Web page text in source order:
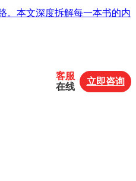
。本文深度拆解每一本书的内
客服
在线
立即咨询